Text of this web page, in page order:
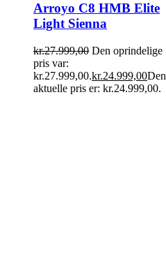
Arroyo C8 HMB Elite
Light Sienna
kr.27.999,00 Den oprindelige
pris var:
kr.27.999,00.kr.24.999,00Den
aktuelle pris er: kr.24.999,00.